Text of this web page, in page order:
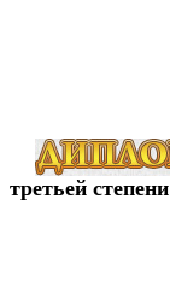
третьей степени